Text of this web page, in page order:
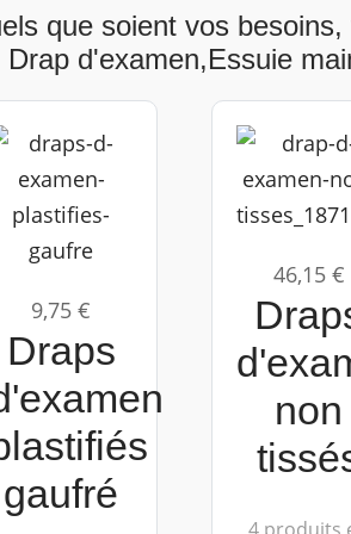
que soient vos
Drap d'examen,Essuie
9,75 €
Draps
gaufré
46,15 €
non